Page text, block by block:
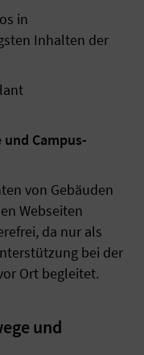
in
Inhalten der
Campus-
von Gebäuden
Webseiten
da nur als
bei der
Ort begleitet.
und